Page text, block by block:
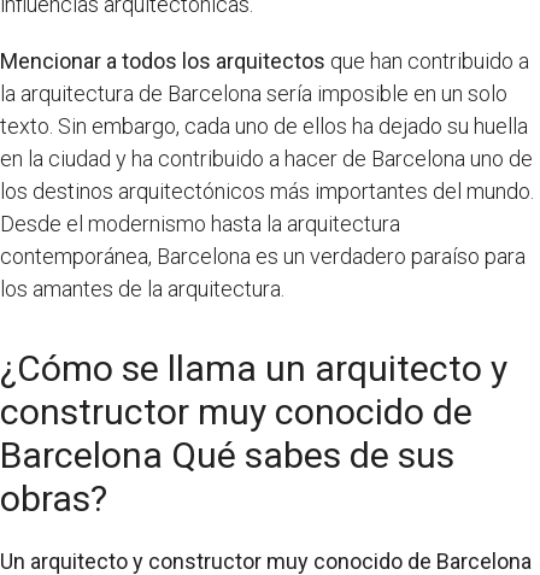
Mencionar a todos los arquitectos que han contribuido a
la arquitectura de Barcelona sería imposible en un solo
texto. Sin embargo, cada uno de ellos ha dejado su huella
en la ciudad y ha contribuido a hacer de Barcelona uno de
los destinos arquitectónicos más importantes del mundo.
Desde el modernismo hasta la arquitectura
contemporánea, Barcelona es un verdadero paraíso para
los amantes de la arquitectura.
¿Cómo se llama un arquitecto y
constructor muy conocido de
Barcelona Qué sabes de sus
obras?
Un arquitecto y constructor muy conocido de Barcelona